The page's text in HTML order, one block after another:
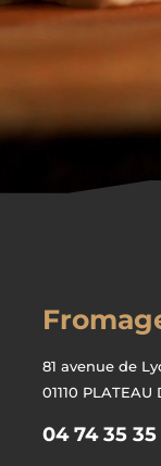
81 avenue de
01110 PLATEAU
04 74 35 35